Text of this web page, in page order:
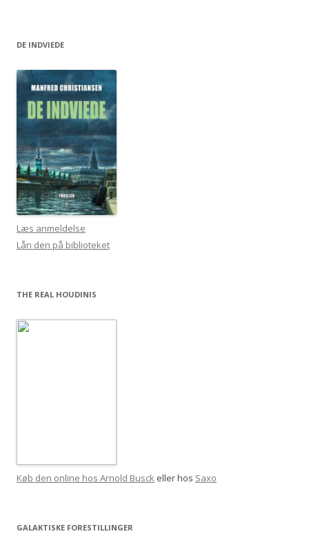
DE INDVIEDE
Læs anmeldelse
Lån den på biblioteket
THE REAL HOUDINIS
Køb den online hos Arnold Busck eller hos Saxo
GALAKTISKE FORESTILLINGER